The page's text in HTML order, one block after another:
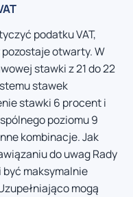
podatku VAT,
otwarty. W
stawki z 21 do 22
stawek
stawki 6 procent i
poziomu 9
kombinacje. Jak
do uwag Rady
maksymalnie
mogą